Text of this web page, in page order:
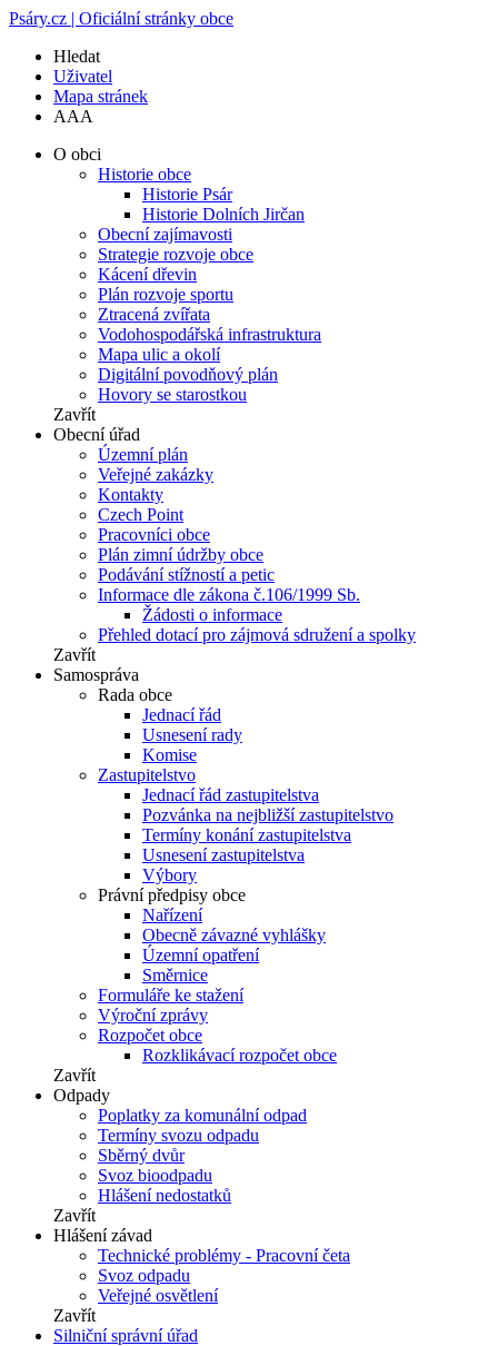
Psáry.cz | Oficiální stránky obce
Hledat
Uživatel
Mapa stránek
AAA
O obci
Historie obce
Historie Psár
Historie Dolních Jirčan
Obecní zajímavosti
Strategie rozvoje obce
Kácení dřevin
Plán rozvoje sportu
Ztracená zvířata
Vodohospodářská infrastruktura
Mapa ulic a okolí
Digitální povodňový plán
Hovory se starostkou
Zavřít
Obecní úřad
Územní plán
Veřejné zakázky
Kontakty
Czech Point
Pracovníci obce
Plán zimní údržby obce
Podávání stížností a petic
Informace dle zákona č.106/1999 Sb.
Žádosti o informace
Přehled dotací pro zájmová sdružení a spolky
Zavřít
Samospráva
Rada obce
Jednací řád
Usnesení rady
Komise
Zastupitelstvo
Jednací řád zastupitelstva
Pozvánka na nejbližší zastupitelstvo
Termíny konání zastupitelstva
Usnesení zastupitelstva
Výbory
Právní předpisy obce
Nařízení
Obecně závazné vyhlášky
Územní opatření
Směrnice
Formuláře ke stažení
Výroční zprávy
Rozpočet obce
Rozklikávací rozpočet obce
Zavřít
Odpady
Poplatky za komunální odpad
Termíny svozu odpadu
Sběrný dvůr
Svoz bioodpadu
Hlášení nedostatků
Zavřít
Hlášení závad
Technické problémy - Pracovní četa
Svoz odpadu
Veřejné osvětlení
Zavřít
Silniční správní úřad